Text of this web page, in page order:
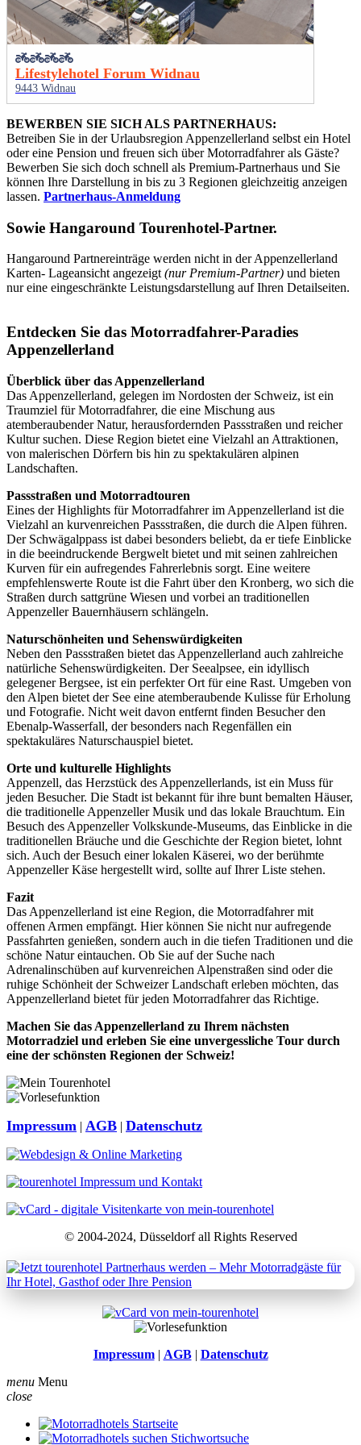
Lifestylehotel Forum Widnau
9443 Widnau
BEWERBEN SIE SICH ALS PARTNERHAUS:
Betreiben Sie in der Urlaubsregion Appenzellerland selbst ein Hotel
oder eine Pension und freuen sich über Motorradfahrer als Gäste?
Bewerben Sie sich doch schnell als Premium-Partnerhaus und Sie
können Ihre Darstellung in bis zu 3 Regionen gleichzeitig anzeigen
lassen. Partnerhaus-Anmeldung
Sowie Hangaround Tourenhotel-Partner.
Hangaround Partnereinträge werden nicht in der Appenzellerland
Karten- Lageansicht angezeigt(nur Premium-Partner) und bieten
nur eine eingeschränkte Leistungsdarstellung auf Ihren Detailseiten.
Entdecken Sie das Motorradfahrer-Paradies
Appenzellerland
Überblick über das Appenzellerland
Das Appenzellerland, gelegen im Nordosten der Schweiz, ist ein
Traumziel für Motorradfahrer, die eine Mischung aus
atemberaubender Natur, herausfordernden Passstraßen und reicher
Kultur suchen. Diese Region bietet eine Vielzahl an Attraktionen,
von malerischen Dörfern bis hin zu spektakulären alpinen
Landschaften.
Passstraßen und Motorradtouren
Eines der Highlights für Motorradfahrer im Appenzellerland ist die
Vielzahl an kurvenreichen Passstraßen, die durch die Alpen führen.
Der Schwägalppass ist dabei besonders beliebt, da er tiefe Einblicke
in die beeindruckende Bergwelt bietet und mit seinen zahlreichen
Kurven für ein aufregendes Fahrerlebnis sorgt. Eine weitere
empfehlenswerte Route ist die Fahrt über den Kronberg, wo sich die
Straßen durch sattgrüne Wiesen und vorbei an traditionellen
Appenzeller Bauernhäusern schlängeln.
Naturschönheiten und Sehenswürdigkeiten
Neben den Passstraßen bietet das Appenzellerland auch zahlreiche
natürliche Sehenswürdigkeiten. Der Seealpsee, ein idyllisch
gelegener Bergsee, ist ein perfekter Ort für eine Rast. Umgeben von
den Alpen bietet der See eine atemberaubende Kulisse für Erholung
und Fotografie. Nicht weit davon entfernt finden Besucher den
Ebenalp-Wasserfall, der besonders nach Regenfällen ein
spektakuläres Naturschauspiel bietet.
Orte und kulturelle Highlights
Appenzell, das Herzstück des Appenzellerlands, ist ein Muss für
jeden Besucher. Die Stadt ist bekannt für ihre bunt bemalten Häuser,
die traditionelle Appenzeller Musik und das lokale Brauchtum. Ein
Besuch des Appenzeller Volkskunde-Museums, das Einblicke in die
traditionellen Bräuche und die Geschichte der Region bietet, lohnt
sich. Auch der Besuch einer lokalen Käserei, wo der berühmte
Appenzeller Käse hergestellt wird, sollte auf Ihrer Liste stehen.
Fazit
Das Appenzellerland ist eine Region, die Motorradfahrer mit
offenen Armen empfängt. Hier können Sie nicht nur aufregende
Passfahrten genießen, sondern auch in die tiefen Traditionen und die
schöne Natur eintauchen. Ob Sie auf der Suche nach
Adrenalinschüben auf kurvenreichen Alpenstraßen sind oder die
ruhige Schönheit der Schweizer Landschaft erleben möchten, das
Appenzellerland bietet für jeden Motorradfahrer das Richtige.
Machen Sie das Appenzellerland zu Ihrem nächsten
Motorradziel und erleben Sie eine unvergessliche Tour durch
eine der schönsten Regionen der Schweiz!
Impressum | AGB | Datenschutz
© 2004-2024, Düsseldorf all Rights Reserved
Impressum| AGB| Datenschutz
menu Menu
close
Startseite
Stichwortsuche